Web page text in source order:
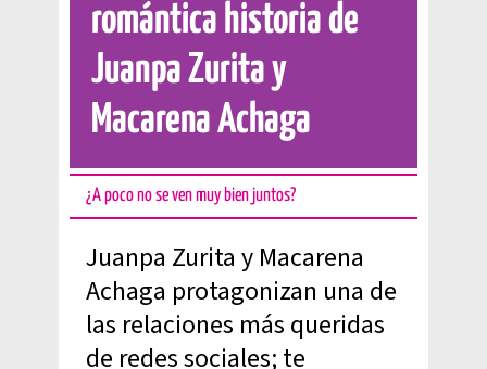
romántica historia de
Juanpa Zurita y
Macarena Achaga
¿A poco no se ven muy bien juntos?
Juanpa Zurita y Macarena
Achaga protagonizan una de
las relaciones más queridas
de redes sociales; te